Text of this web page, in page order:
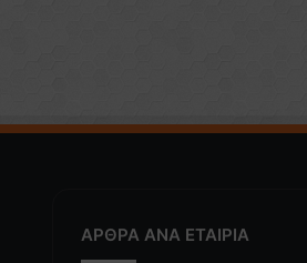
ΑΡΘΡΑ ΑΝΑ ΕΤΑΙΡΙΑ